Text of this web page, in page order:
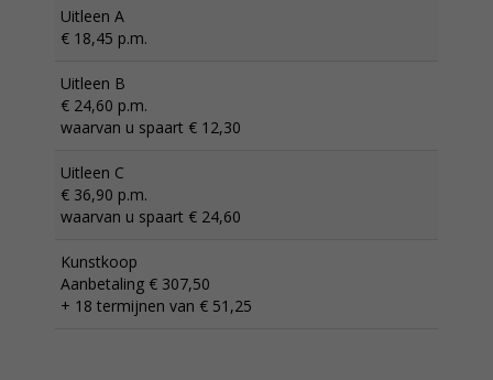
Uitleen A
€ 18,45 p.m.
Uitleen B
€ 24,60 p.m.
waarvan u spaart € 12,30
Uitleen C
€ 36,90 p.m.
waarvan u spaart € 24,60
Kunstkoop
Aanbetaling € 307,50
+ 18 termijnen van € 51,25